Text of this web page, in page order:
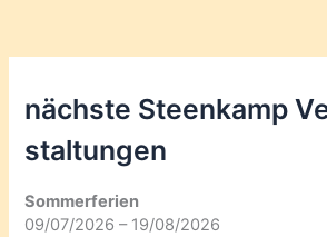
nächste Steenkamp
staltungen
Sommerferien
09/07/2026 – 19/08/2026